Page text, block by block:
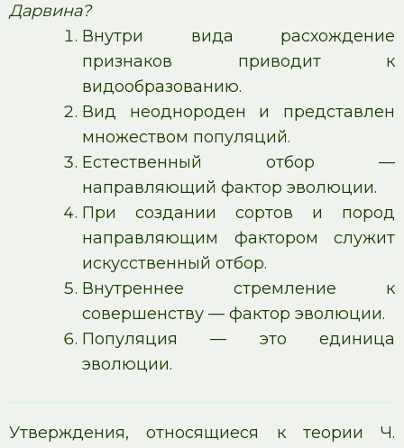
Дарвина?
Внутри вида расхождение
признаков приводит к
видообразованию.
Вид неоднороден и представлен
множеством популяций.
Естественный отбор —
направляющий фактор эволюции.
При создании сортов и пород
направляющим фактором служит
искусственный отбор.
Внутреннее стремление к
совершенству — фактор эволюции.
Популяция — это единица
эволюции.
Утверждения, относящиеся к теории Ч.